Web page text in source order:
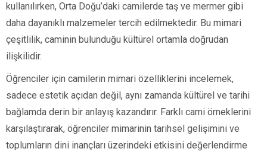
kullanılırken, Orta Doğu’daki camilerde taş ve mermer gibi
daha dayanıklı malzemeler tercih edilmektedir. Bu mimari
çeşitlilik, caminin bulunduğu kültürel ortamla doğrudan
ilişkilidir.
Öğrenciler için camilerin mimari özelliklerini incelemek,
sadece estetik açıdan değil, aynı zamanda kültürel ve tarihi
bağlamda derin bir anlayış kazandırır. Farklı cami örneklerini
karşılaştırarak, öğrenciler mimarinin tarihsel gelişimini ve
toplumların dini inançları üzerindeki etkisini değerlendirme